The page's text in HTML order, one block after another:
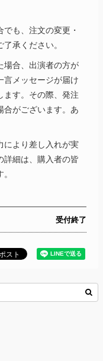
も、注文の変更・
承ください。
場合、出演者の方が
言メッセージが届け
ます。その際、発注
合がございます。あ
により差し入れが実
詳細は、購入者の皆
受付終了